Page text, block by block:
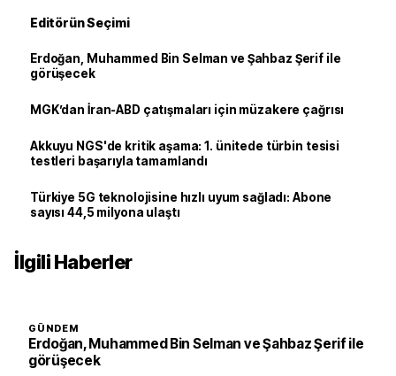
Editörün Seçimi
Erdoğan, Muhammed Bin Selman ve Şahbaz Şerif ile
görüşecek
MGK’dan İran-ABD çatışmaları için müzakere çağrısı
Akkuyu NGS'de kritik aşama: 1. ünitede türbin tesisi
testleri başarıyla tamamlandı
Türkiye 5G teknolojisine hızlı uyum sağladı: Abone
sayısı 44,5 milyona ulaştı
İlgili Haberler
GÜNDEM
Erdoğan, Muhammed Bin Selman ve Şahbaz Şerif ile
görüşecek